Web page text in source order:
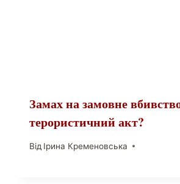
Замах на замовне
терористичний акт?
Від Ірина Кременовська